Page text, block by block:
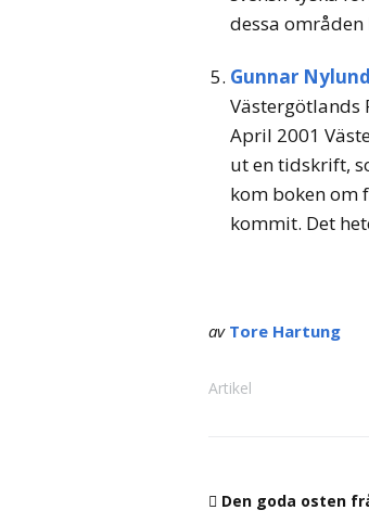
dessa
Gunnar
Västergötlands
April 2001
ut en tidskrift,
kom boken om
kommit. Det
av Tore Hartung
Artikel
Den goda osten